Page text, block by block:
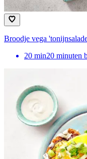
Broodje vega
20 min20 minuten